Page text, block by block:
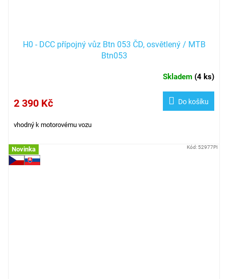
H0 - DCC přípojný vůz Btn 053 ČD, osvětlený / MTB
Btn053
Skladem (4 ks)
2 390 Kč Do košíku
vhodný k motorovému vozu
Novinka Kód: 52977PI